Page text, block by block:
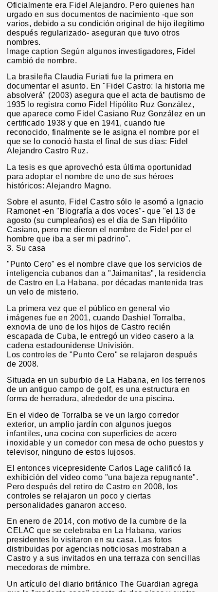
Oficialmente era Fidel Alejandro. Pero quienes han
urgado en sus documentos de nacimiento -que son
varios, debido a su condición original de hijo ilegítimo
después regularizado- aseguran que tuvo otros
nombres.
Image caption Según algunos investigadores, Fidel
cambió de nombre.
La brasileña Claudia Furiati fue la primera en
documentar el asunto. En "Fidel Castro: la historia me
absolverá" (2003) asegura que el acta de bautismo de
1935 lo registra como Fidel Hipólito Ruz González,
que aparece como Fidel Casiano Ruz González en un
certificado 1938 y que en 1941, cuando fue
reconocido, finalmente se le asigna el nombre por el
que se lo conoció hasta el final de sus días: Fidel
Alejandro Castro Ruz.
La tesis es que aprovechó esta última oportunidad
para adoptar el nombre de uno de sus héroes
históricos: Alejandro Magno.
Sobre el asunto, Fidel Castro sólo le asomó a Ignacio
Ramonet -en "Biografía a dos voces"- que "el 13 de
agosto (su cumpleaños) es el día de San Hipólito
Casiano, pero me dieron el nombre de Fidel por el
hombre que iba a ser mi padrino".
3. Su casa
"Punto Cero" es el nombre clave que los servicios de
inteligencia cubanos dan a "Jaimanitas", la residencia
de Castro en La Habana, por décadas mantenida tras
un velo de misterio.
La primera vez que el público en general vio
imágenes fue en 2001, cuando Dashiel Torralba,
exnovia de uno de los hijos de Castro recién
escapada de Cuba, le entregó un video casero a la
cadena estadounidense Univisión.
Los controles de "Punto Cero" se relajaron después
de 2008.
Situada en un suburbio de La Habana, en los terrenos
de un antiguo campo de golf, es una estructura en
forma de herradura, alrededor de una piscina.
En el video de Torralba se ve un largo corredor
exterior, un amplio jardín con algunos juegos
infantiles, una cocina con superficies de acero
inoxidable y un comedor con mesa de ocho puestos y
televisor, ninguno de estos lujosos.
El entonces vicepresidente Carlos Lage calificó la
exhibición del video como "una bajeza repugnante".
Pero después del retiro de Castro en 2008, los
controles se relajaron un poco y ciertas
personalidades ganaron acceso.
En enero de 2014, con motivo de la cumbre de la
CELAC que se celebraba en La Habana, varios
presidentes lo visitaron en su casa. Las fotos
distribuidas por agencias noticiosas mostraban a
Castro y a sus invitados en una terraza con sencillas
mecedoras de mimbre.
Un artículo del diario británico The Guardian agrega